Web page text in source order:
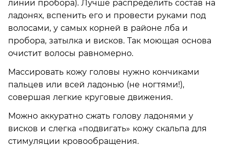
линии пробора). Лучше распределить состав на
ладонях, вспенить его и провести руками под
волосами, у самых корней в районе лба и
пробора, затылка и висков. Так моющая основа
очистит волосы равномерно.
Массировать кожу головы нужно кончиками
пальцев или всей ладонью (не ногтями!),
совершая легкие круговые движения.
Можно аккуратно сжать голову ладонями у
висков и слегка «подвигать» кожу скальпа для
стимуляции кровообращения.